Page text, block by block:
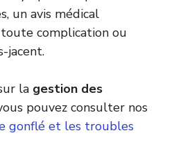
un avis médical
complication ou
jacent.
la gestion des
pouvez consulter nos
gonflé et les troubles